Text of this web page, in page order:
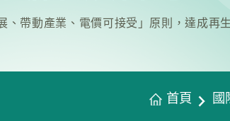
、帶動產業、電價可接受」原則，達成再
首頁 國